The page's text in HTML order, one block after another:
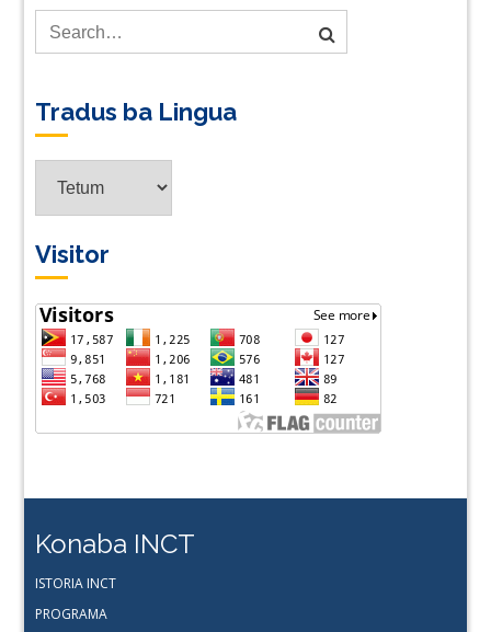
Tradus ba Lingua
Visitor
Konaba INCT
ISTORIA INCT
PROGRAMA